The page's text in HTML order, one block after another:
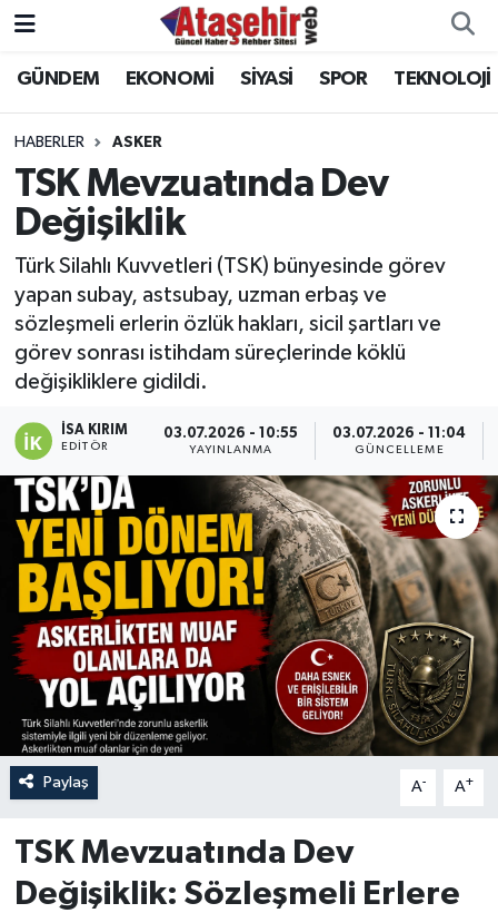
GÜNDEM EKONOMİ SİYASİ SPOR TEKNOLOJİ
HABERLER ASKER
TSK Mevzuatında Dev
Değişiklik
Türk Silahlı Kuvvetleri (TSK) bünyesinde görev
yapan subay, astsubay, uzman erbaş ve
sözleşmeli erlerin özlük hakları, sicil şartları ve
görev sonrası istihdam süreçlerinde köklü
değişikliklere gidildi.
İSA KIRIM
EDITÖR
03.07.2026 - 10:55
YAYINLANMA
03.07.2026 - 11:04
GÜNCELLEME
Paylaş A- A+
TSK Mevzuatında Dev
Değişiklik: Sözleşmeli Erlere
Hava Durumu
Trafik Durumu
Süper Lig Puan Durumu ve Fikstür
Tüm Manşetler
Son Dakika Haberleri